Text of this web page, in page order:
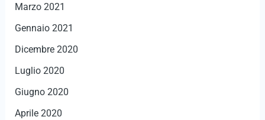
Marzo 2021
Gennaio 2021
Dicembre 2020
Luglio 2020
Giugno 2020
Aprile 2020